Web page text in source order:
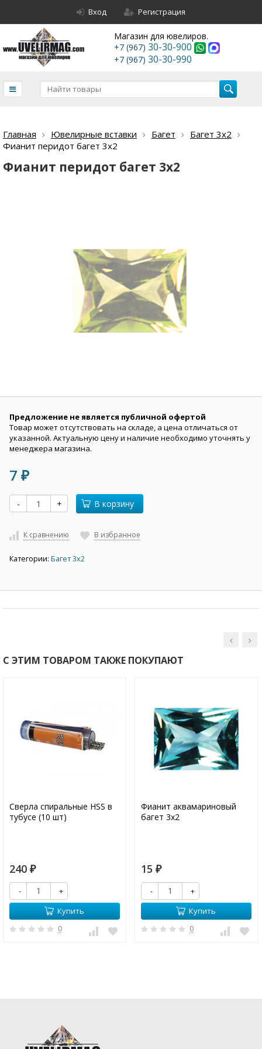
Вход Регистрация
Магазин для ювелиров.
+7 (967) 30-30-900
+7 (967) 30-30-990
Главная Ювелирные вставки Багет
Багет 3х2
Фианит перидот багет 3х2
Фианит перидот багет 3х2
Предложение не является публичной офертой
Товар может отсутствовать на складе, а цена отличаться от
указанной. Актуальную цену и наличие необходимо уточнять у
менеджера магазина.
7 ₽
- + В корзину
К сравнению В избранное
Категории: Багет 3х2
С ЭТИМ ТОВАРОМ ТАКЖЕ ПОКУПАЮТ
Сверла спиральные HSS в
тубусе (10 шт)
240 ₽
-
+
Купить
0
Фианит аквамариновый
багет 3х2
15 ₽
-
+
Купить
0